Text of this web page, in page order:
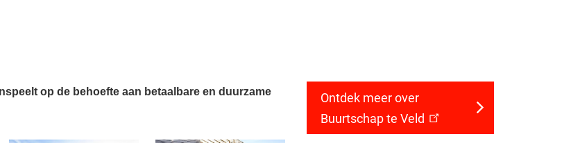
Ontdek meer over
Buurtschap te Veld
op de behoefte aan betaalbare en duurzame